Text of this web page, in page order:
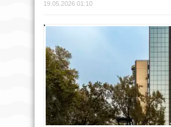
19.05.2026 01:10